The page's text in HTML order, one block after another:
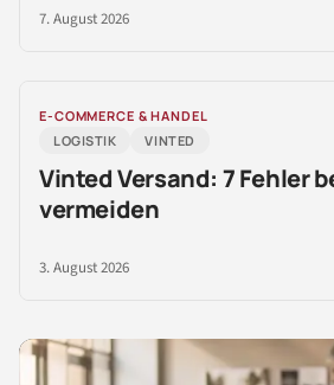
7. August 2026
E-COMMERCE & HANDEL
LOGISTIK
VINTED
Vinted Versand: 7 Fehler
vermeiden
3. August 2026